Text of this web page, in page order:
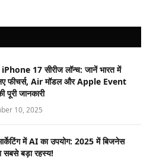
17 सीरीज लॉन्च: जानें भारत में
फीचर्स, Air मॉडल और Apple Event
पूरी जानकारी
10, 2025
में AI का उपयोग: 2025 में बिजनेस
सबसे बड़ा रहस्य!